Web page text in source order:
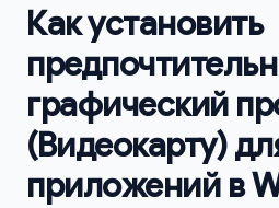
Как установить
графический
(Видеокарту)
приложений в